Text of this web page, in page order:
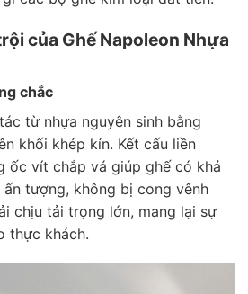
của Ghế Napoleon Nhựa
chắc
từ nhựa nguyên sinh bằng
khối khép kín. Kết cấu liền
ốc vít chắp vá giúp ghế có khả
tượng, không bị cong vênh
chịu tải trọng lớn, mang lại sự
thực khách.